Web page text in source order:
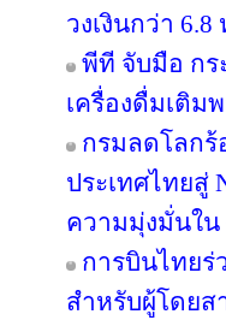
วงเงินกว่า
พีที จับมือ กร
เครื่องดื่มเติม
กรมลดโลกร้
ประเทศไทยสู่
ความมุ่งมั่นใน
การบินไทยร่
สำหรับผู้โดยส